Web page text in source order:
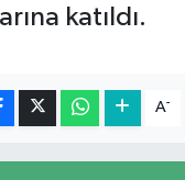
katıldı.
A-